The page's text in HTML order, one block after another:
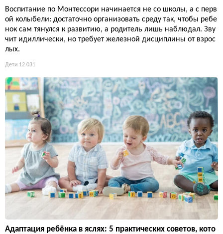
Воспитание по Монтессори начинается не со школы, а с перв
ой колыбели: достаточно организовать среду так, чтобы ребе
нок сам тянулся к развитию, а родитель лишь наблюдал. Зву
чит идиллически, но требует железной дисциплины от взрос
лых.
Дети 12 031
Адаптация ребёнка в яслях: 5 практических советов, кото